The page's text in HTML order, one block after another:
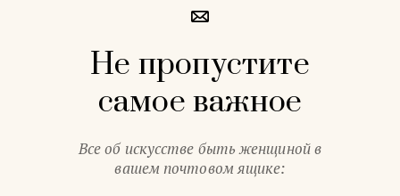
Не пропустите
самое важное
Все об искусстве быть женщиной в
вашем почтовом ящике: